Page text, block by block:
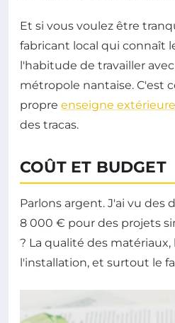
Et si vous voulez être
fabricant local qui connaît
l'habitude de travailler
métropole nantaise. C'est
propre enseigne extérieure
des tracas.
COÛT ET BUDGET
Parlons argent. J'ai vu des
8 000 € pour des projets
? La qualité des
l'installation, et surtout le